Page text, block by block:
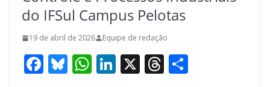
do IFSul Campus Pelotas
19 de abril de 2026 Equipe de redação
F Bl W Li X T